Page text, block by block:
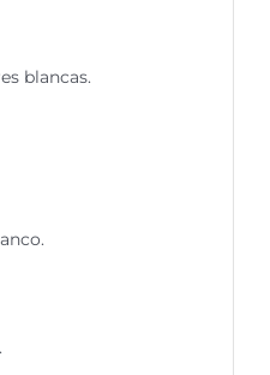
blancas.